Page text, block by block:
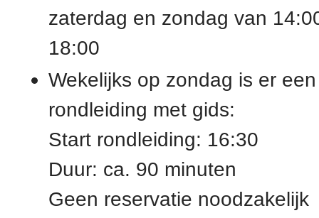
zaterdag en zondag van
18:00
Wekelijks op zondag is er een
rondleiding met gids:
Start rondleiding: 16:30
Duur: ca. 90 minuten
Geen reservatie noodzakelijk